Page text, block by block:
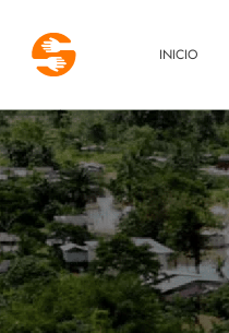
INICIO